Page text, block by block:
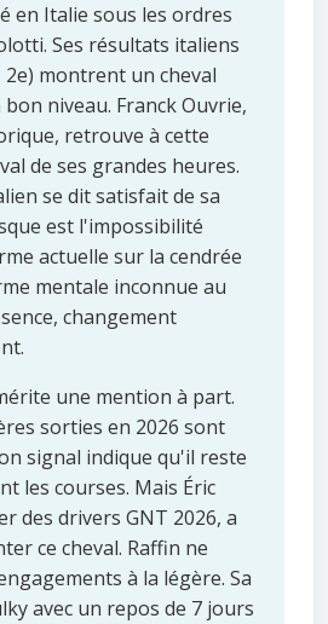
en Italie sous les ordres
Ses résultats italiens
2e) montrent un cheval
niveau. Franck Ouvrie,
retrouve à cette
de ses grandes heures.
se dit satisfait de sa
est l'impossibilité
actuelle sur la cendrée
mentale inconnue au
changement
une mention à part.
sorties en 2026 sont
signal indique qu'il reste
les courses. Mais Éric
des drivers GNT 2026, a
ce cheval. Raffin ne
à la légère. Sa
avec un repos de 7 jours